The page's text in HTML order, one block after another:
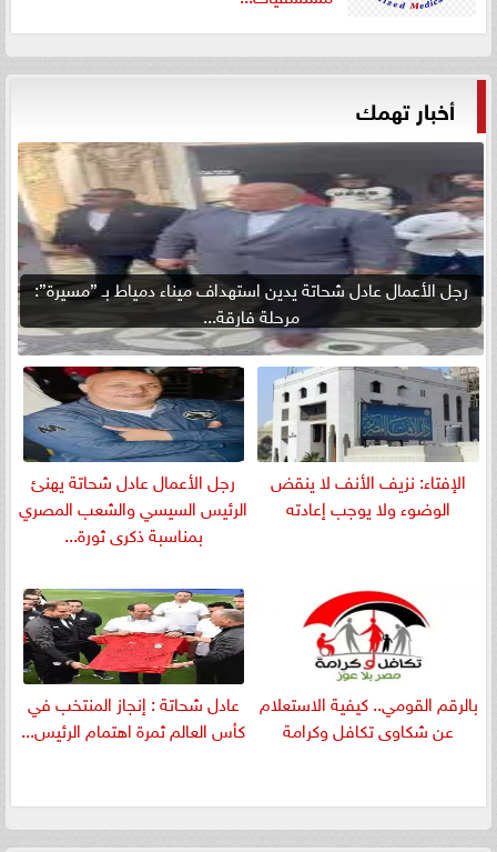
أخبار تهمك
رجل الأعمال عادل شحاتة يدين استهداف ميناء دمياط بـ ”مسيرة”:
مرحلة فارقة...
الإفتاء: نزيف الأنف لا ينقض
الوضوء ولا يوجب إعادته
رجل الأعمال عادل شحاتة يهنئ
الرئيس السيسي والشعب المصري
بمناسبة ذكرى ثورة...
بالرقم القومي.. كيفية الاستعلام
عن شكاوى تكافل وكرامة
عادل شحاتة : إنجاز المنتخب في
كأس العالم ثمرة اهتمام الرئيس...